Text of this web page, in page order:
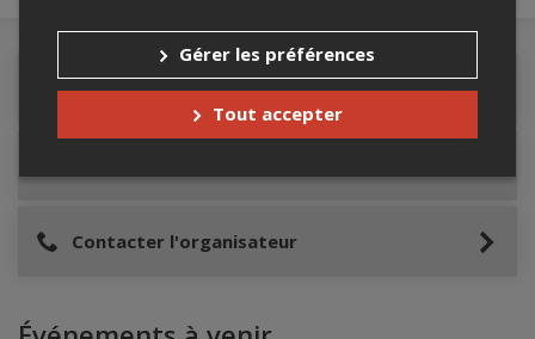
Détails de l'événement
Contacter l'organisateur
Gérer les préférences
Tout accepter